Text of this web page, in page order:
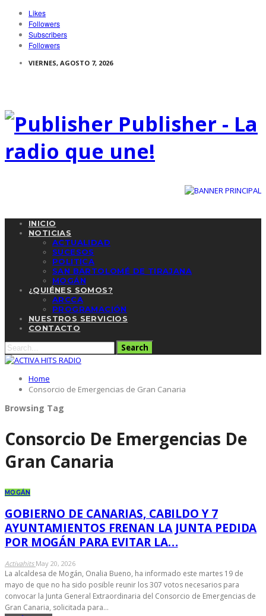
Likes
Followers
Subscribers
Followers
VIERNES, AGOSTO 7, 2026
Publisher - La
radio que une!
INICIO
NOTICIAS
ACTUALIDAD
SUCESOS
POLITICA
SAN BARTOLOMÉ DE TIRAJANA
MOGÁN
¿QUIÉNES SOMOS?
ARCCA
PROGRAMACIÓN
NUESTROS SERVICIOS
CONTACTO
Home
Consorcio de Emergencias de Gran Canaria
Browsing Tag
Consorcio De Emergencias De
Gran Canaria
MOGÁN
GOBIERNO DE CANARIAS, CABILDO Y 7
AYUNTAMIENTOS FRENAN LA JUNTA PEDIDA
POR MOGÁN PARA EVITAR LA…
Activahits May 20, 2026
La alcaldesa de Mogán, Onalia Bueno, ha informado este martes 19 de
mayo de que no ha sido posible reunir los 307 votos necesarios para
convocar la Junta General Extraordinaria del Consorcio de Emergencias de
Gran Canaria, solicitada para…